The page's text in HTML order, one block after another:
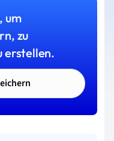
um
zu
erstellen.